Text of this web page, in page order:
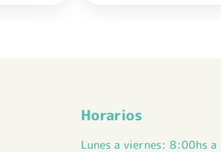
Horarios
Lunes a viernes: 8:00hs